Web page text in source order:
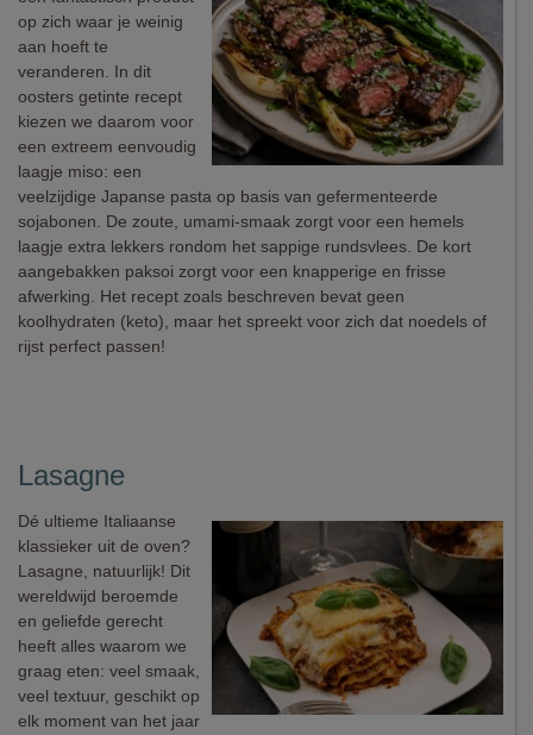
op zich waar je weinig
aan hoeft te
veranderen. In dit
oosters getinte recept
kiezen we daarom voor
een extreem eenvoudig
laagje miso: een
veelzijdige Japanse pasta op basis van gefermenteerde
sojabonen. De zoute, umami-smaak zorgt voor een hemels
laagje extra lekkers rondom het sappige rundsvlees. De kort
aangebakken paksoi zorgt voor een knapperige en frisse
afwerking. Het recept zoals beschreven bevat geen
koolhydraten (keto), maar het spreekt voor zich dat noedels of
rijst perfect passen!
Lasagne
Dé ultieme Italiaanse
klassieker uit de oven?
Lasagne, natuurlijk! Dit
wereldwijd beroemde
en geliefde gerecht
heeft alles waarom we
graag eten: veel smaak,
veel textuur, geschikt op
elk moment van het jaar